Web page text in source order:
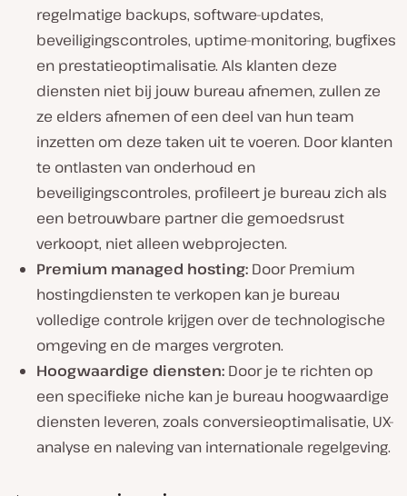
regelmatige backups, software-updates,
beveiligingscontroles, uptime-monitoring, bugfixes
en prestatieoptimalisatie. Als klanten deze
diensten niet bij jouw bureau afnemen, zullen ze
ze elders afnemen of een deel van hun team
inzetten om deze taken uit te voeren. Door klanten
te ontlasten van onderhoud en
beveiligingscontroles, profileert je bureau zich als
een betrouwbare partner die gemoedsrust
verkoopt, niet alleen webprojecten.
Premium managed hosting: Door Premium
hostingdiensten te verkopen kan je bureau
volledige controle krijgen over de technologische
omgeving en de marges vergroten.
Hoogwaardige diensten: Door je te richten op
een specifieke niche kan je bureau hoogwaardige
diensten leveren, zoals conversieoptimalisatie, UX-
analyse en naleving van internationale regelgeving.